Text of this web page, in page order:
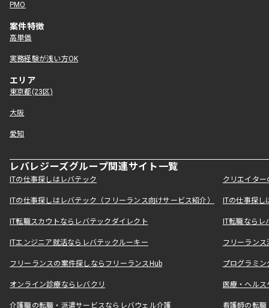
PMO
案件特徴
高単価
実務経験が浅い方OK
エリア
東京都(23区)
大阪
愛知
レバレジーズグループ関連サイト一覧
ITの仕事探しはレバテック クリエイタ
ITの仕事探しはレバテック（フリーランス向けサービス紹介） ITの仕事探
IT転職スカウトならレバテックダイレクト IT転職なら
ITエンジニア就活ならレバテックルーキー フリーラン
フリーランスの案件探しならフリーランスHub プログラミ
オンライン診療ならレバクリ 医療・ヘル
介護職の転職・派遣サービスならレバウェル介護 看護師の転